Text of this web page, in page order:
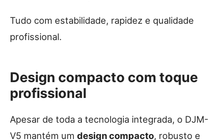
Tudo com estabilidade, rapidez e qualidade
profissional.
Design compacto com toque
profissional
Apesar de toda a tecnologia integrada, o DJM-
V5 mantém um design compacto, robusto e